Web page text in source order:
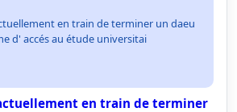
en train de terminer un daeu
d' accés au étude universitai
en train de terminer